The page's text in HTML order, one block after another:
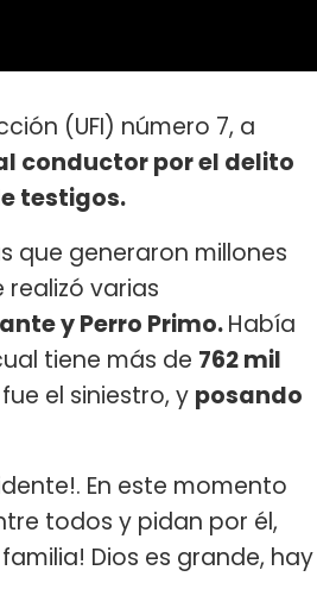
(UFI) número 7, a
conductor por el delito
testigos.
que generaron millones
varias
y Perro Primo.Había
tiene más de 762 mil
el siniestro, y posando
En este momento
todos y pidan por él,
Dios es grande, hay